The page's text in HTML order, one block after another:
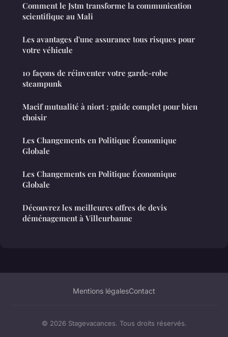
Comment le Jstm transforme la communication
scientifique au Mali
Les avantages d'une assurance tous risques pour
votre véhicule
10 façons de réinventer votre garde-robe
steampunk
Macif mutualité à niort : guide complet pour bien
choisir
Les Changements en Politique Économique
Globale
Les Changements en Politique Économique
Globale
Découvrez les meilleures offres de devis
déménagement à Villeurbanne
Mentions légalesContact
© 2026 Stagevacances. Tous droits réservés.